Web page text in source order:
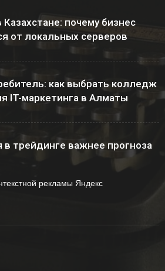
почему бизнес
от локальных серверов
как выбрать колледж
IT-маркетинга в Алматы
в трейдинге важнее прогноза
рекламы Яндекс